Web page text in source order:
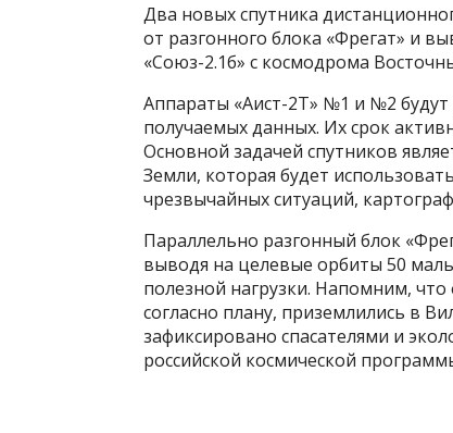
Два новых спутника
от разгонного блока «Фрегат» и
«Союз-2.1б» с космодрома
Аппараты «Аист-2Т» №1 и №2
получаемых данных. Их срок
Основной задачей спутников
Земли, которая будет
чрезвычайных ситуаций,
Параллельно разгонный блок
выводя на целевые орбиты 50
полезной нагрузки. Напомним,
согласно плану, приземлились в
зафиксировано спасателями и
российской космической